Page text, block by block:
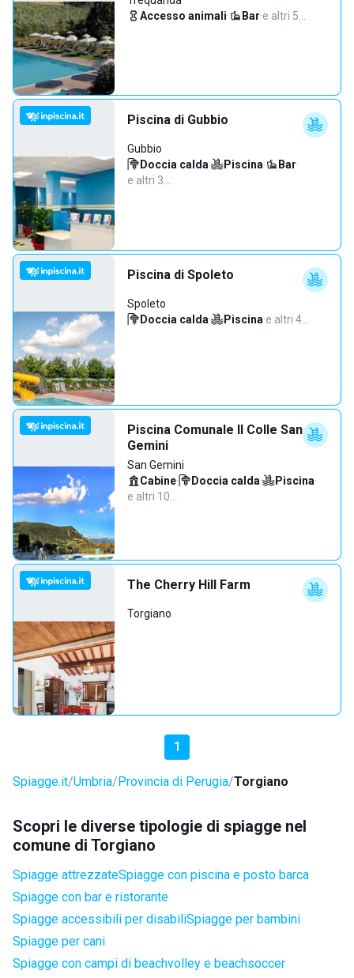
Accesso animali· Bar·e altri 5…
Piscina di Gubbio
Gubbio
Doccia calda· Piscina· Bar·
e altri 3…
Piscina di Spoleto
Spoleto
Doccia calda· Piscina·e altri 4…
Piscina Comunale Il Colle San
Gemini
San Gemini
Cabine· Doccia calda· Piscina·
e altri 10…
The Cherry Hill Farm
Torgiano
1
Spiagge.it Umbria Provincia di Perugia Torgiano
Scopri le diverse tipologie di spiagge nel
comune di Torgiano
Spiagge attrezzateSpiagge con piscina e posto barca
Spiagge con bar e ristorante
Spiagge accessibili per disabiliSpiagge per bambini
Spiagge per cani
Spiagge con campi di beachvolley e beachsoccer